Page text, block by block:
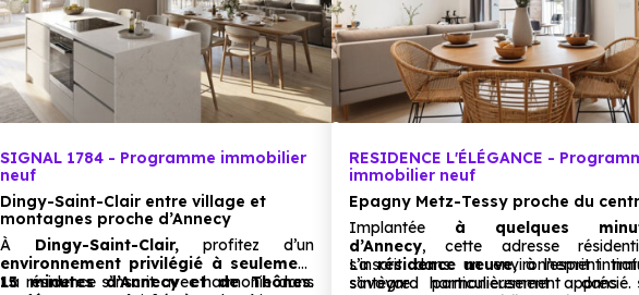
Supérieur :
Cfai Formavenir à 5.5 km, soit 8 min en voiture ou à 5.8 km, soit 1h
Commerces :
Supermarché :E.Leclerc Leclerc Relais Pringy à 5.7 km, soit 8 min en
Supérette :Carrefour Express Villaz à 2.1 km, soit 3 min en voiture ou à
SIGNAL 1784 - Programme immobilier
neuf
Dingy-Saint-Clair entre village et
montagnes proche d’Annecy
À Dingy-Saint-Clair, profitez d’un
environnement privilégié à seulement
15 minutes d’Annecy et de Thônes.
La résidence s’inscrit avec harmonie dans
RESIDENCE L'ÉLÉGANCE -
immobilier neuf
Epagny Metz-Tessy proche du
Implantée à quelques
d’Annecy, cette adresse
s’inscrit dans un environnement
savoyard particulièrement
Larésidence neuve,à l’esprit
s’intègre harmonieusement dans